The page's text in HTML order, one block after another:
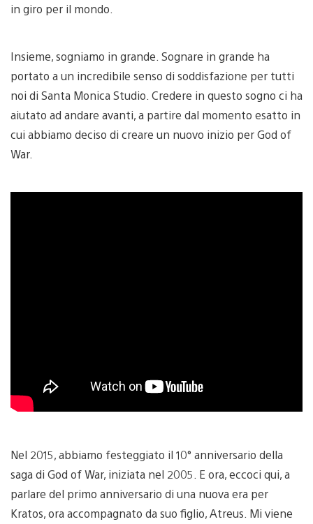
in giro per il mondo.
Insieme, sogniamo in grande. Sognare in grande ha
portato a un incredibile senso di soddisfazione per tutti
noi di Santa Monica Studio. Credere in questo sogno ci ha
aiutato ad andare avanti, a partire dal momento esatto in
cui abbiamo deciso di creare un nuovo inizio per God of
War.
Nel 2015, abbiamo festeggiato il 10° anniversario della
saga di God of War, iniziata nel 2005. E ora, eccoci qui, a
parlare del primo anniversario di una nuova era per
Kratos, ora accompagnato da suo figlio, Atreus. Mi viene